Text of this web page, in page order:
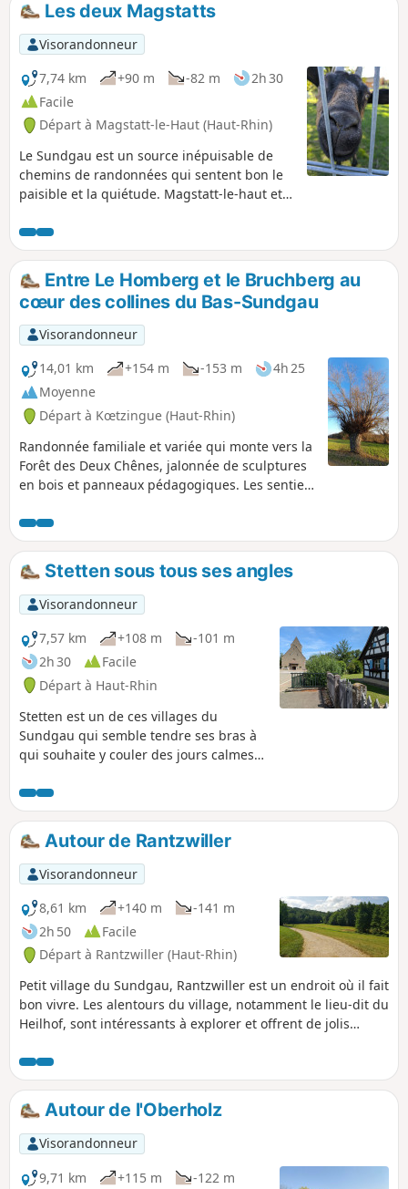
Les deux Magstatts
Visorandonneur
7,74 km
+90 m -82 m
2h 30
Facile
Départ à Magstatt-le-Haut (Haut-Rhin)
Le Sundgau est un source inépuisable de
chemins de randonnées qui sentent bon le
paisible et la quiétude. Magstatt-le-haut et
balade alterne chemin de forêt et de village
pour vous offrir ce que la région a de plus
tendre : un moment hors du temps.
Entre Le Homberg et le Bruchberg au
cœur des collines du Bas-Sundgau
Visorandonneur
14,01 km
+154 m -153 m
4h 25
Moyenne
Départ à Kœtzingue (Haut-Rhin)
Randonnée familiale et variée qui monte vers la
Forêt des Deux Chênes, jalonnée de sculptures
en bois et panneaux pédagogiques. Les sentiers
Homberg et la mare biologique de Kœtzingue
ainsi que les beaux points de vue sur les
massifs avoisinants feront oublier quelques
montées courtes mais parfois raides.
Stetten sous tous ses angles
Visorandonneur
7,57 km
+108 m
-101 m
2h 30
Facile
Départ à Haut-Rhin
Stetten est un de ces villages du
Sundgau qui semble tendre ses bras à
qui souhaite y couler des jours calmes
traditionnelle. En parcourant le village
et ses alentours, vous pourrez y admirer
les nombreuses jolies maisons nichées
dans leurs beaux jardins entretenus. Le
Chêne Tafelbaum, plusieurs fois
centenaire, surplombe la zone des Trois
Frontières et vous montre le chemin
d'une forêt que la présence d'un
ruisseau rendrait presque féérique.
Autour de Rantzwiller
Visorandonneur
8,61 km
+140 m
-141 m
2h 50
Facile
Départ à Rantzwiller (Haut-Rhin)
Petit village du Sundgau, Rantzwiller est un endroit où il fait
bon vivre. Les alentours du village, notamment le lieu-dit du
Heilhof, sont intéressants à explorer et offrent de jolis
Autour de l'Oberholz
Visorandonneur
9,71 km
+115 m
-122 m